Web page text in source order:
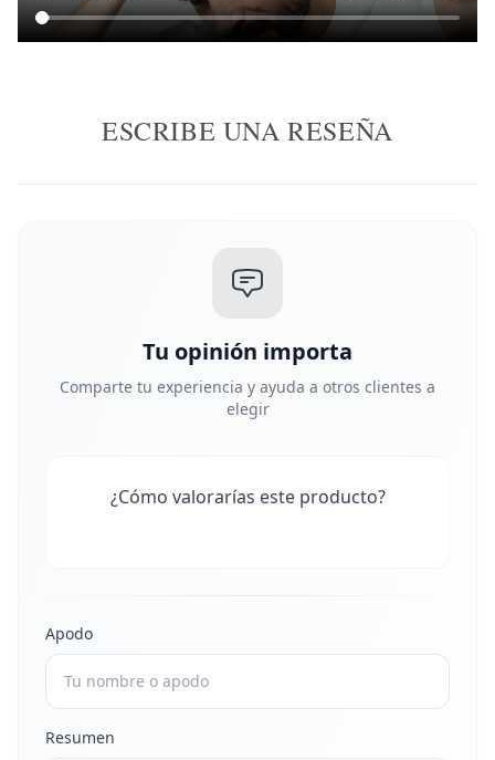
ESCRIBE UNA RESEÑA
Tu opinión importa
Comparte tu experiencia y ayuda a otros clientes a
elegir
¿Cómo valorarías este producto?
Apodo
Resumen